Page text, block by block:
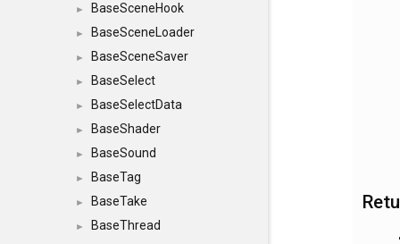
► BaseSceneHook
► BaseSceneLoader
► BaseSceneSaver
► BaseSelect
► BaseSelectData
► BaseShader
► BaseSound
► BaseTag
► BaseTake
►
BaseThread